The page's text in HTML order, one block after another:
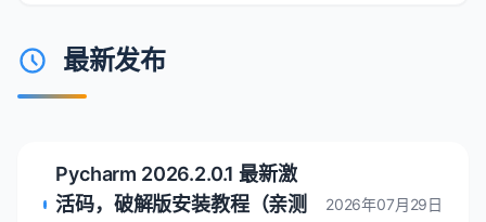
最新发布
Pycharm 2026.2.0.1 最新激
活码，破解版安装教程（亲测
2026年07月29日